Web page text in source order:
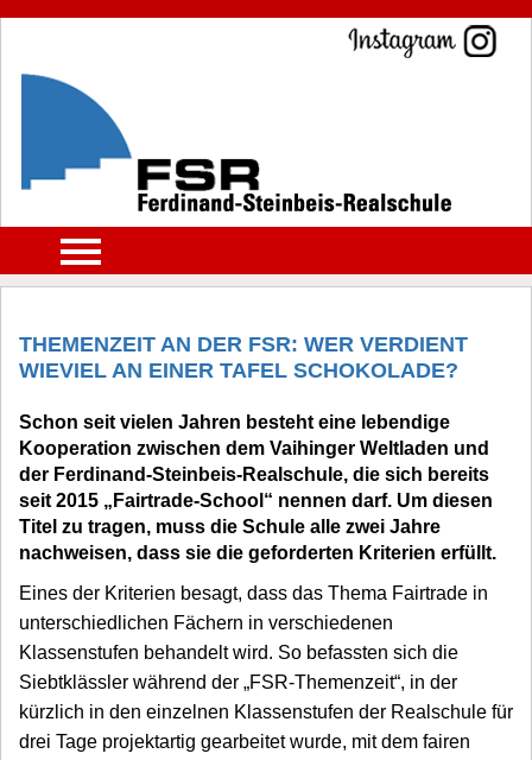
THEMENZEIT AN DER FSR: WER VERDIENT
WIEVIEL AN EINER TAFEL SCHOKOLADE?
Schon seit vielen Jahren besteht eine lebendige
Kooperation zwischen dem Vaihinger Weltladen und
der Ferdinand-Steinbeis-Realschule, die sich bereits
seit 2015 „Fairtrade-School“ nennen darf. Um diesen
Titel zu tragen, muss die Schule alle zwei Jahre
nachweisen, dass sie die geforderten Kriterien erfüllt.
Eines der Kriterien besagt, dass das Thema Fairtrade in
unterschiedlichen Fächern in verschiedenen
Klassenstufen behandelt wird. So befassten sich die
Siebtklässler während der „FSR-Themenzeit“, in der
kürzlich in den einzelnen Klassenstufen der Realschule für
drei Tage projektartig gearbeitet wurde, mit dem fairen